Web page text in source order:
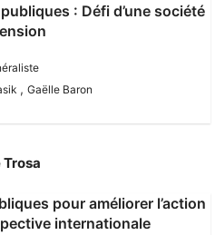
: Défi d’une société
, Gaëlle Baron